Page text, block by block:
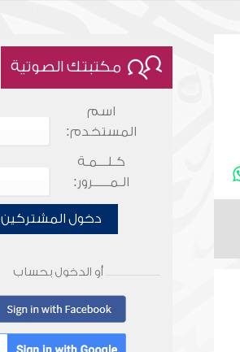
مكتبتك الصوتية
اسم
المستخدم:
كـلـــمـة
الـمـــــرور:
دخول المشتركين
أو الدخول بحساب